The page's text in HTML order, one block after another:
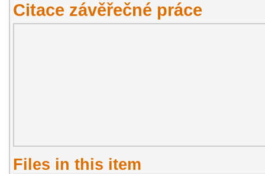
Citace závěřečné práce
Files in this item